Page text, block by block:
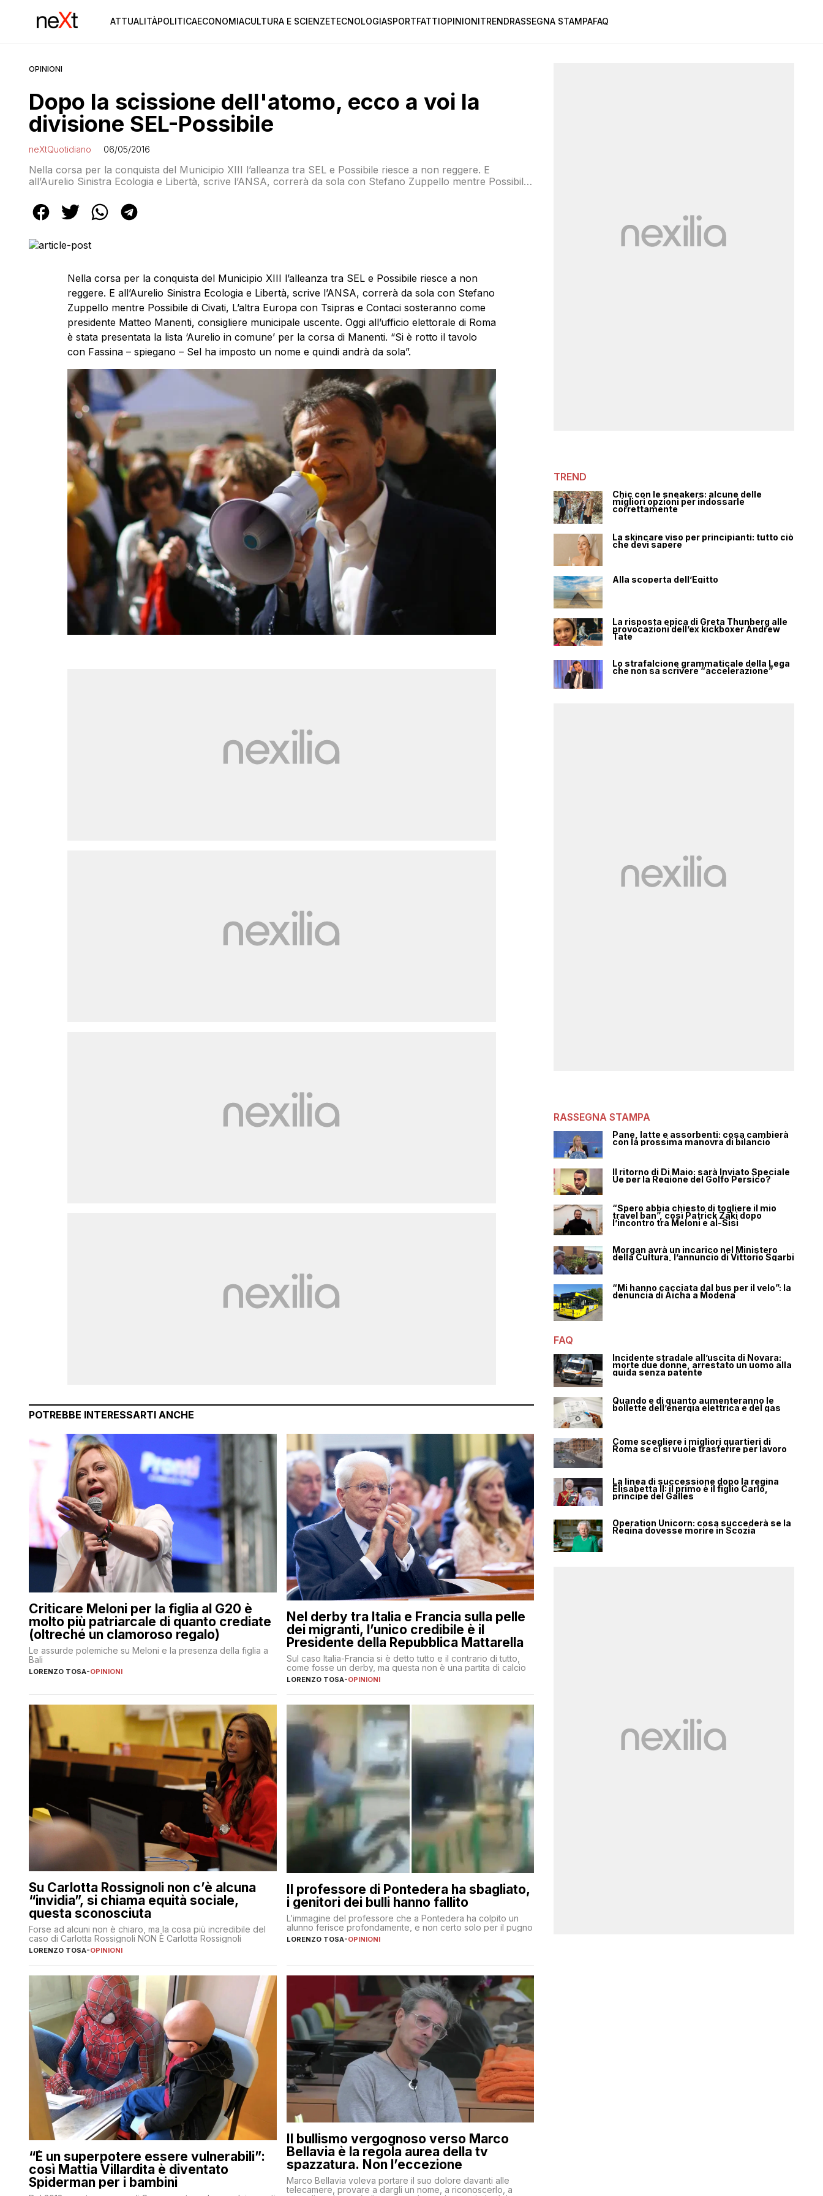
ATTUALITÀPOLITICAECONOMIACULTURA E SCIENZETECNOLOGIASPORTFATTIOPINIONITRENDRASSEGNA STAMPAFAQ
OPINIONI
Dopo la scissione dell'atomo, ecco a voi la
divisione SEL-Possibile
neXtQuotidiano 06/05/2016
Nella corsa per la conquista del Municipio XIII l’alleanza tra SEL e Possibile riesce a non reggere. E
all’Aurelio Sinistra Ecologia e Libertà, scrive l’ANSA, correrà da sola con Stefano Zuppello mentre Possibile
municipale uscente. Oggi all’ufficio elettorale di Roma è stata […]
Nella corsa per la conquista del Municipio XIII l’alleanza tra SEL e Possibile riesce a non
reggere. E all’Aurelio Sinistra Ecologia e Libertà, scrive l’ANSA, correrà da sola con Stefano
Zuppello mentre Possibile di Civati, L’altra Europa con Tsipras e Contaci sosteranno come
presidente Matteo Manenti, consigliere municipale uscente. Oggi all’ufficio elettorale di Roma
è stata presentata la lista ‘Aurelio in comune’ per la corsa di Manenti. “Si è rotto il tavolo
con Fassina – spiegano – Sel ha imposto un nome e quindi andrà da sola”.
POTREBBE INTERESSARTI ANCHE
Criticare Meloni per la figlia al G20 è
molto più patriarcale di quanto crediate
(oltreché un clamoroso regalo)
Le assurde polemiche su Meloni e la presenza della figlia a
Bali
LORENZO TOSA-OPINIONI
Nel derby tra Italia e Francia sulla pelle
dei migranti, l’unico credibile è il
Presidente della Repubblica Mattarella
Sul caso Italia-Francia si è detto tutto e il contrario di tutto,
come fosse un derby, ma questa non è una partita di calcio
LORENZO TOSA-OPINIONI
Su Carlotta Rossignoli non c’è alcuna
“invidia”, si chiama equità sociale,
questa sconosciuta
Forse ad alcuni non è chiaro, ma la cosa più incredibile del
caso di Carlotta Rossignoli NON È Carlotta Rossignoli
LORENZO TOSA-OPINIONI
Il professore di Pontedera ha sbagliato,
i genitori dei bulli hanno fallito
L’immagine del professore che a Pontedera ha colpito un
alunno ferisce profondamente, e non certo solo per il pugno
LORENZO TOSA-OPINIONI
“È un superpotere essere vulnerabili”:
così Mattia Villardita è diventato
Spiderman per i bambini
Il bullismo vergognoso verso Marco
Bellavia è la regola aurea della tv
spazzatura. Non l’eccezione
Marco Bellavia voleva portare il suo dolore davanti alle
telecamere, provare a dargli un nome, a riconoscerlo, a
TREND
Chic con le sneakers: alcune delle
migliori opzioni per indossarle
correttamente
La skincare viso per principianti: tutto ciò
che devi sapere
Alla scoperta dell’Egitto
La risposta epica di Greta Thunberg alle
provocazioni dell’ex kickboxer Andrew
Tate
Lo strafalcione grammaticale della Lega
che non sa scrivere “accelerazione”
RASSEGNA STAMPA
Pane, latte e assorbenti: cosa cambierà
con la prossima manovra di bilancio
Il ritorno di Di Maio: sarà Inviato Speciale
Ue per la Regione del Golfo Persico?
“Spero abbia chiesto di togliere il mio
travel ban”, così Patrick Zaki dopo
l’incontro tra Meloni e al-Sisi
Morgan avrà un incarico nel Ministero
della Cultura, l’annuncio di Vittorio Sgarbi
“Mi hanno cacciata dal bus per il velo”: la
denuncia di Aicha a Modena
FAQ
Incidente stradale all’uscita di Novara:
morte due donne, arrestato un uomo alla
guida senza patente
Quando e di quanto aumenteranno le
bollette dell’energia elettrica e del gas
Come scegliere i migliori quartieri di
Roma se ci si vuole trasferire per lavoro
La linea di successione dopo la regina
Elisabetta II: il primo è il figlio Carlo,
principe del Galles
Operation Unicorn: cosa succederà se la
Regina dovesse morire in Scozia